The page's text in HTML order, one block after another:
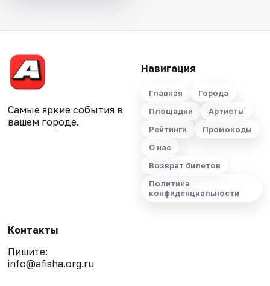
Самые яркие события в
вашем городе.
Навигация
Главная
Города
Площадки
Артисты
Рейтинги
Промокоды
О нас
Возврат билетов
Политика
конфиденциальности
Контакты
Пишите:
info@afisha.org.ru